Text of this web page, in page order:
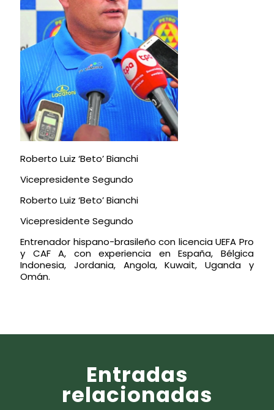
Roberto Luiz ‘Beto’ Bianchi
Vicepresidente Segundo
Roberto Luiz ‘Beto’ Bianchi
Vicepresidente Segundo
Entrenador hispano-brasileño con licencia UEFA Pro
y CAF A, con experiencia en España, Bélgica
Indonesia, Jordania, Angola, Kuwait, Uganda y
Omán.
Entradas
relacionadas